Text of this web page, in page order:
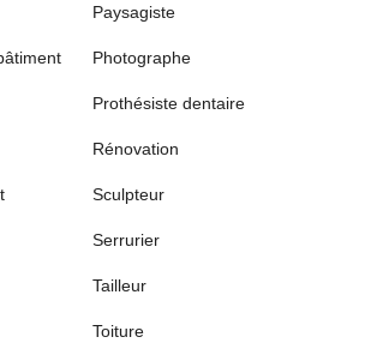
Paysagiste
Photographe
Prothésiste dentaire
Rénovation
Sculpteur
Serrurier
Tailleur
Toiture